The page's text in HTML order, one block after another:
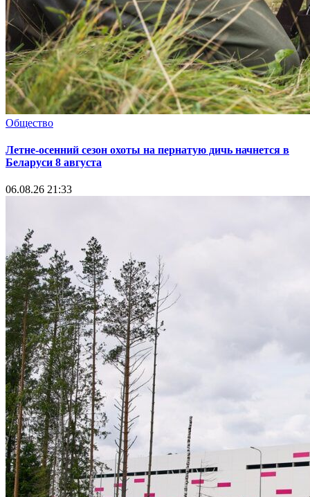
Общество
Летне-осенний сезон охоты на пернатую дичь начнется в
Беларуси 8 августа
06.08.26 21:33